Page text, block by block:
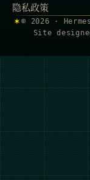
隐私政策
✶© 2026 ·
Site